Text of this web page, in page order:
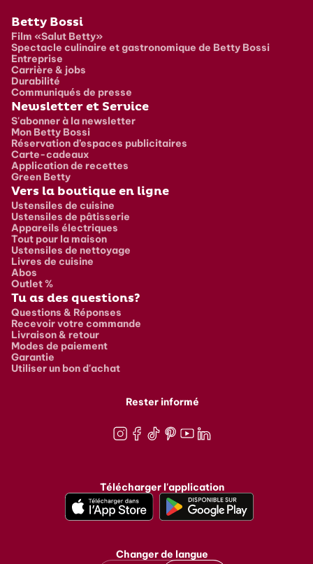
Pied de page
Betty Bossi
Film «Salut Betty»
Spectacle culinaire et gastronomique de Betty Bossi
Entreprise
Carrière & jobs
Durabilité
Communiqués de presse
Newsletter et Service
S'abonner à la newsletter
Mon Betty Bossi
Réservation d’espaces publicitaires
Carte-cadeaux
Application de recettes
Green Betty
Vers la boutique en ligne
Ustensiles de cuisine
Ustensiles de pâtisserie
Appareils électriques
Tout pour la maison
Ustensiles de nettoyage
Livres de cuisine
Abos
Outlet %
Tu as des questions?
Questions & Réponses
Recevoir votre commande
Livraison & retour
Modes de paiement
Garantie
Utiliser un bon d'achat
Rester informé
Télécharger l'application
Changer de langue